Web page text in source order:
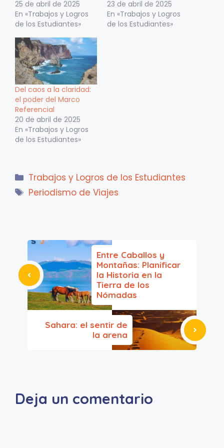
25 de abril de 2025
En «Trabajos y Logros
de los Estudiantes»
23 de abril de 2025
En «Trabajos y Logros
de los Estudiantes»
Del caos a la claridad:
el poder del Marco
Referencial
20 de abril de 2025
En «Trabajos y Logros
de los Estudiantes»
Categorías
Trabajos y Logros de los Estudiantes
Etiquetas
Periodismo de Viajes
Entre Caballos y
Montañas: Planificar
la Historia en la
Tierra de los
Nómadas
Sahara: el sentir de
la arena
Deja un comentario